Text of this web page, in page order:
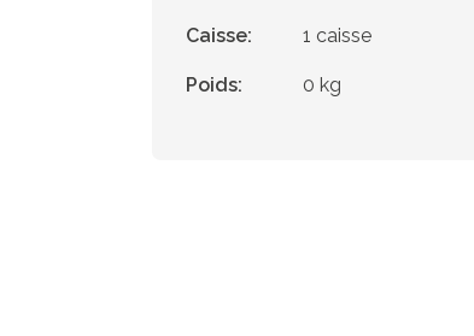
Caisse: 1 caisse
Poids: 0 kg